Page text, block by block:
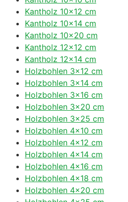
Kantholz 10×12 cm
Kantholz 10×14 cm
Kantholz 10×20 cm
Kantholz 12×12 cm
Kantholz 12×14 cm
Holzbohlen 3×12 cm
Holzbohlen 3×14 cm
Holzbohlen 3×16 cm
Holzbohlen 3×20 cm
Holzbohlen 3×25 cm
Holzbohlen 4×10 cm
Holzbohlen 4×12 cm
Holzbohlen 4×14 cm
Holzbohlen 4×16 cm
Holzbohlen 4×18 cm
Holzbohlen 4×20 cm